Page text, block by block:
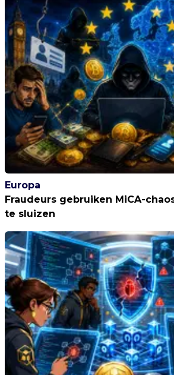
Europa
Fraudeurs gebruiken MiCA-
te sluizen